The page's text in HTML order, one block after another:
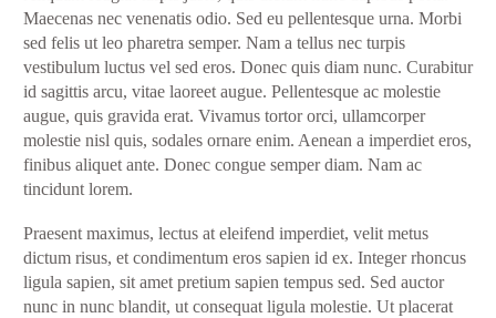
Maecenas nec venenatis odio. Sed eu pellentesque urna. Morbi
sed felis ut leo pharetra semper. Nam a tellus nec turpis
vestibulum luctus vel sed eros. Donec quis diam nunc. Curabitur
id sagittis arcu, vitae laoreet augue. Pellentesque ac molestie
augue, quis gravida erat. Vivamus tortor orci, ullamcorper
molestie nisl quis, sodales ornare enim. Aenean a imperdiet eros,
finibus aliquet ante. Donec congue semper diam. Nam ac
tincidunt lorem.
Praesent maximus, lectus at eleifend imperdiet, velit metus
dictum risus, et condimentum eros sapien id ex. Integer rhoncus
ligula sapien, sit amet pretium sapien tempus sed. Sed auctor
nunc in nunc blandit, ut consequat ligula molestie. Ut placerat